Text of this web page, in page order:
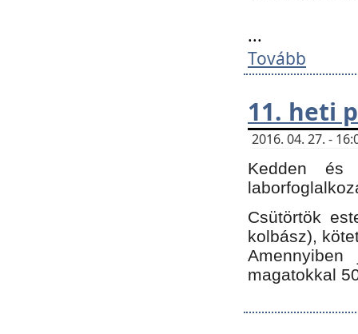
...
Tovább
11. heti
2016. 04. 27. -
Kedden és
Csütörtök
kolbász),
Amennyiben
magatokkal